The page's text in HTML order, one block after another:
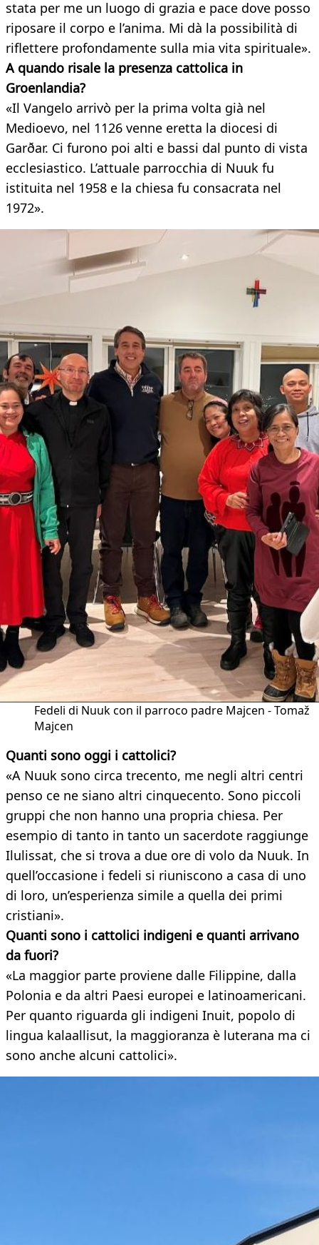
stata per me un luogo di grazia e pace dove posso
riposare il corpo e l’anima. Mi dà la possibilità di
riflettere profondamente sulla mia vita spirituale».
A quando risale la presenza cattolica in
Groenlandia?
«Il Vangelo arrivò per la prima volta già nel
Medioevo, nel 1126 venne eretta la diocesi di
Garðar. Ci furono poi alti e bassi dal punto di vista
ecclesiastico. L’attuale parrocchia di Nuuk fu
istituita nel 1958 e la chiesa fu consacrata nel
1972».
Fedeli di Nuuk con il parroco padre Majcen - Tomaž
Majcen
Quanti sono oggi i cattolici?
«A Nuuk sono circa trecento, me negli altri centri
penso ce ne siano altri cinquecento. Sono piccoli
gruppi che non hanno una propria chiesa. Per
esempio di tanto in tanto un sacerdote raggiunge
Ilulissat, che si trova a due ore di volo da Nuuk. In
quell’occasione i fedeli si riuniscono a casa di uno
di loro, un’esperienza simile a quella dei primi
cristiani».
Quanti sono i cattolici indigeni e quanti arrivano
da fuori?
«La maggior parte proviene dalle Filippine, dalla
Polonia e da altri Paesi europei e latinoamericani.
Per quanto riguarda gli indigeni Inuit, popolo di
lingua kalaallisut, la maggioranza è luterana ma ci
sono anche alcuni cattolici».